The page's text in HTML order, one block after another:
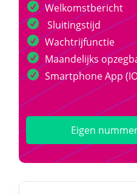
Welkomstbericht
Sluitingstijd
Wachtrijfunctie
Maandelijks
Smartphone App
Eigen